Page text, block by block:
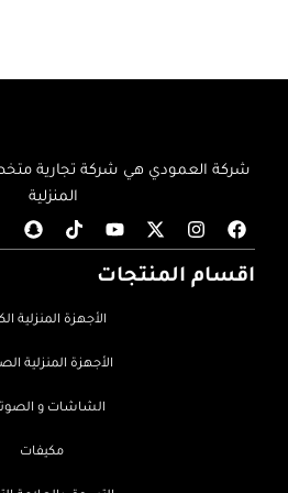
شركة العمودي هي شركة تجارية
المنزلية
اقسام المنتجات
الأجهزة المنزلية
الأجهزة المنزلية
الشاشات و
مكيفات